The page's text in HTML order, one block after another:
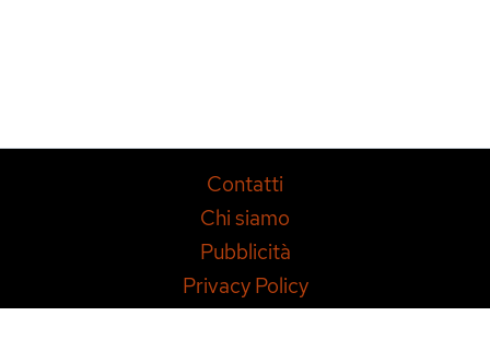
Contatti
Chi siamo
Pubblicità
Privacy Policy